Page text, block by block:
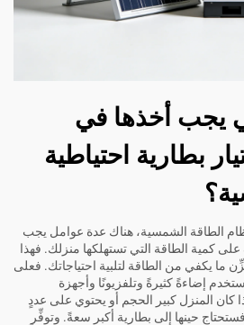
يجب أخذها في
بطارية احتياطية
الطاقة الشمسية، هناك عدة عوامل يجب
على كمية الطاقة التي تستهلكها منزلك. فهذا
ما يكفي من الطاقة لتلبية احتياجاتك. فعلى
إضاءةً كثيرةً وتلفزيونًا وأجهزة
كان المنزل كبير الحجم أو يحتوي على عددٍ
حينها إلى بطارية أكبر سعةً. وتوفِّر